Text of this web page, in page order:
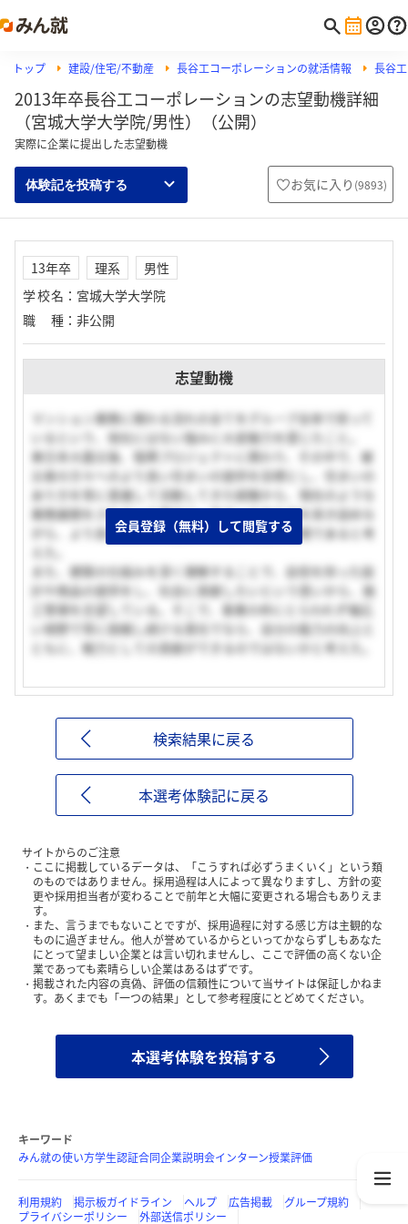
トップ 建設/住宅/不動産 長谷工コーポレーションの就活情報 長谷
2013年卒長谷工コーポレーションの志望動機詳細
（宮城大学大学院/男性）（公開）
実際に企業に提出した志望動機
体験記を投稿する お気に入り (9893)
13年卒 理系
男性
学校名 ： 宮城大学大学院
職種 ： 非公開
志望動機
マンション業務に関わる流れの全てをグループ全体で担って
いるという、他社にはない強みに大変魅力を感じたこと。
東日本大震災後、復興プロジェクトに携わり、その中で、被
災者の方々へのより良い住まいの提供を目標とし、住まいの
あり方を常に意識して活動してきた経験から、現在のような
業務展開をされている貴社は、住まいのあり方を突き詰めな
がら、より良い住まいの提供、実現が可能な環境であると考
また、建築の仕組みを深く理解することで、自信を持った設
計や商品の提供をし、社会に貢献したいという思いから、施
工管理を志望している。そこで、事業の枠にとらわれず幅広
い視野で常に挑戦し続ける貴社でなら、自分の能力の向上と
ともに、戦力としての貢献ができるのではないかと考えた。
会員登録（無料）して閲覧する
検索結果に戻る
本選考体験記に戻る
サイトからのご注意
ここに掲載しているデータは、「こうすれば必ずうまくいく」という類
のものではありません。採用過程は人によって異なりますし、方針の変
更や採用担当者が変わることで前年と大幅に変更される場合もありえま
す。
また、言うまでもないことですが、採用過程に対する感じ方は主観的な
ものに過ぎません。他人が誉めているからといってかならずしもあなた
にとって望ましい企業とは言い切れませんし、ここで評価の高くない企
業であっても素晴らしい企業はあるはずです。
掲載された内容の真偽、評価の信頼性について当サイトは保証しかねま
す。あくまでも「一つの結果」として参考程度にとどめてください。
本選考体験を投稿する
キーワード
みん就の使い方学生認証合同企業説明会インターン授業評価
利用規約 掲示板ガイドライン ヘルプ 広告掲載
グループ規約
プライバシーポリシー
外部送信ポリシー